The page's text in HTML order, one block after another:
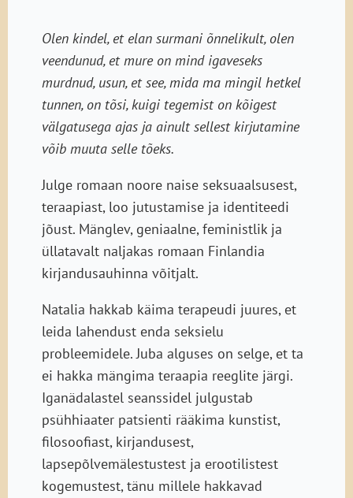
Olen kindel, et elan surmani õnnelikult, olen
veendunud, et mure on mind igaveseks
murdnud, usun, et see, mida ma mingil hetkel
tunnen, on tõsi, kuigi tegemist on kõigest
välgatusega ajas ja ainult sellest kirjutamine
võib muuta selle tõeks.
Julge romaan noore naise seksuaalsusest,
teraapiast, loo jutustamise ja identiteedi
jõust. Mänglev, geniaalne, feministlik ja
üllatavalt naljakas romaan Finlandia
kirjandusauhinna võitjalt.
Natalia hakkab käima terapeudi juures, et
leida lahendust enda seksielu
probleemidele. Juba alguses on selge, et ta
ei hakka mängima teraapia reeglite järgi.
Iganädalastel seanssidel julgustab
psühhiaater patsienti rääkima kunstist,
filosoofiast, kirjandusest,
lapsepõlvemälestustest ja erootilistest
kogemustest, tänu millele hakkavad